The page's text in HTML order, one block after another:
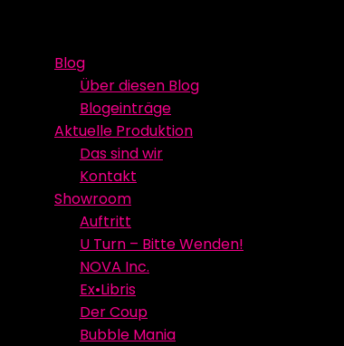
contentBlog
Über diesen Blog
Blogeinträge
Aktuelle Produktion
Das sind wir
Kontakt
Showroom
Auftritt
U Turn – Bitte Wenden!
NOVA Inc.
Ex•Libris
Der Coup
Bubble Mania